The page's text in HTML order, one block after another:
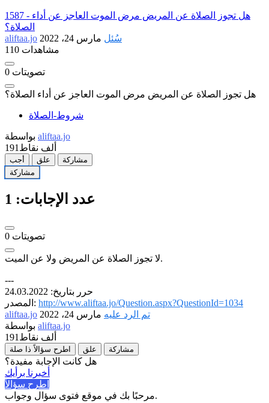
1587 - هل تجوز الصلاة عن المريض مرض الموت العاجز عن أداء
الصلاة؟
aliftaa.jo
سُئل مارس 24، 2022
110 مشاهدات
0 تصويتات
هل تجوز الصلاة عن المريض مرض الموت العاجز عن أداء الصلاة؟
شروط-الصلاة
aliftaa.jo
191ألف نقاط
أجب علق
مشاركة
مشاركة
عدد الإجابات: 1
0 تصويتات
لا تجوز الصلاة عن المريض ولا عن الميت.
---
حرر بتاريخ: 24.03.2022
المصدر: http://www.aliftaa.jo/Question.aspx?QuestionId=1034
aliftaa.jo
تم الرد عليه مارس 24، 2022
aliftaa.jo
191ألف نقاط
اطرح سؤالاً ذا صلة علق مشاركة
هل كانت الإجابة مفيدة؟
أخبرنا برأيك
اطرح سؤالاً
مرحبًا بك في موقع فتوى سؤال وجواب.